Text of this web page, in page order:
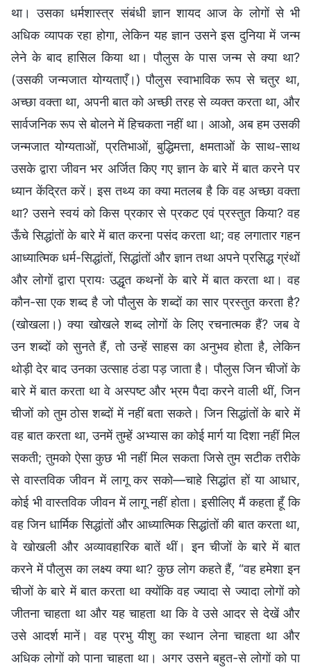
था। उसका धर्मशास्त्र संबंधी ज्ञान शायद आज के लोगों से भी
अधिक व्यापक रहा होगा, लेकिन यह ज्ञान उसने इस दुनिया में जन्म
लेने के बाद हासिल किया था। पौलुस के पास जन्म से क्या था?
(उसकी जन्मजात योग्यताएँ।) पौलुस स्वाभाविक रूप से चतुर था,
अच्छा वक्ता था, अपनी बात को अच्छी तरह से व्यक्त करता था, और
सार्वजनिक रूप से बोलने में हिचकता नहीं था। आओ, अब हम उसकी
जन्मजात योग्यताओं, प्रतिभाओं, बुद्धिमत्ता, क्षमताओं के साथ-साथ
उसके द्वारा जीवन भर अर्जित किए गए ज्ञान के बारे में बात करने पर
ध्यान केंद्रित करें। इस तथ्य का क्या मतलब है कि वह अच्छा वक्ता
था? उसने स्वयं को किस प्रकार से प्रकट एवं प्रस्तुत किया? वह
ऊँचे सिद्धांतों के बारे में बात करना पसंद करता था; वह लगातार गहन
आध्यात्मिक धर्म-सिद्धांतों, सिद्धांतों और ज्ञान तथा अपने प्रसिद्ध ग्रंथों
और लोगों द्वारा प्रायः उद्धृत कथनों के बारे में बात करता था। वह
कौन-सा एक शब्द है जो पौलुस के शब्दों का सार प्रस्तुत करता है?
(खोखला।) क्या खोखले शब्द लोगों के लिए रचनात्मक हैं? जब वे
उन शब्दों को सुनते हैं, तो उन्हें साहस का अनुभव होता है, लेकिन
थोड़ी देर बाद उनका उत्साह ठंडा पड़ जाता है। पौलुस जिन चीजों के
बारे में बात करता था वे अस्पष्ट और भ्रम पैदा करने वाली थीं, जिन
चीजों को तुम ठोस शब्दों में नहीं बता सकते। जिन सिद्धांतों के बारे में
वह बात करता था, उनमें तुम्हें अभ्यास का कोई मार्ग या दिशा नहीं मिल
सकती; तुमको ऐसा कुछ भी नहीं मिल सकता जिसे तुम सटीक तरीके
से वास्तविक जीवन में लागू कर सको—चाहे सिद्धांत हों या आधार,
कोई भी वास्तविक जीवन में लागू नहीं होता। इसीलिए मैं कहता हूँ कि
वह जिन धार्मिक सिद्धांतों और आध्यात्मिक सिद्धांतों की बात करता था,
वे खोखली और अव्यावहारिक बातें थीं। इन चीजों के बारे में बात
करने में पौलुस का लक्ष्य क्या था? कुछ लोग कहते हैं, “वह हमेशा इन
चीजों के बारे में बात करता था क्योंकि वह ज्यादा से ज्यादा लोगों को
जीतना चाहता था और यह चाहता था कि वे उसे आदर से देखें और
उसे आदर्श मानें। वह प्रभु यीशु का स्थान लेना चाहता था और
अधिक लोगों को पाना चाहता था। अगर उसने बहुत-से लोगों को पा